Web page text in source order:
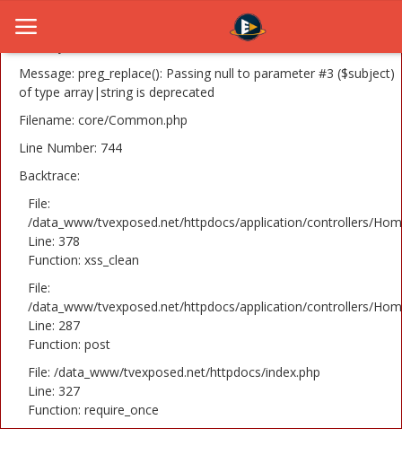
A PHP Error was encountered
Message: preg_replace(): Passing null to parameter #3 ($subject)
of type array|string is deprecated
Filename: core/Common.php
Line Number: 744
Backtrace:
File:
/data_www/tvexposed.net/httpdocs/application/controllers/
Line: 378
Function: xss_clean
File:
/data_www/tvexposed.net/httpdocs/application/controllers/
Line: 287
Function: post
File: /data_www/tvexposed.net/httpdocs/index.php
Line: 327
Function: require_once
Home
TV Serije
Filmovi
Glumci
Contact
Register